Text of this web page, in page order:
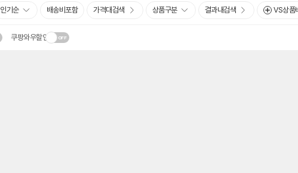
인기순 배송비포함 가격대검색 상품구분 결과내검색 VS상품
쿠팡와우할인